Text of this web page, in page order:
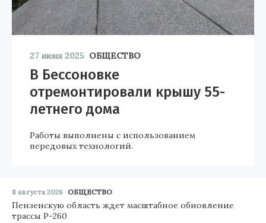
27 июня 2025 ОБЩЕСТВО
В Бессоновке
отремонтировали крышу 55-
летнего дома
Работы выполнены с использованием
передовых технологий.
8 августа 2026 ОБЩЕСТВО
Пензенскую область ждет масштабное обновление
трассы Р-260